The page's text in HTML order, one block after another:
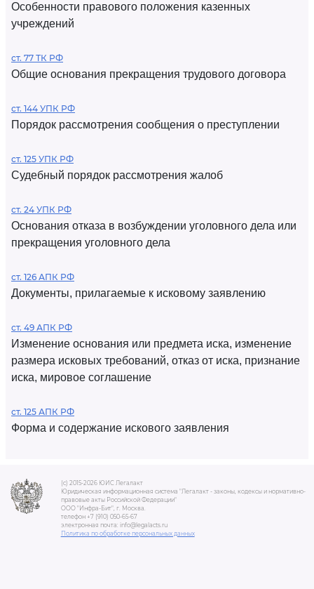
Особенности правового положения казенных
учреждений
ст. 77 ТК РФ
Общие основания прекращения трудового договора
ст. 144 УПК РФ
Порядок рассмотрения сообщения о преступлении
ст. 125 УПК РФ
Судебный порядок рассмотрения жалоб
ст. 24 УПК РФ
Основания отказа в возбуждении уголовного дела или
прекращения уголовного дела
ст. 126 АПК РФ
Документы, прилагаемые к исковому заявлению
ст. 49 АПК РФ
Изменение основания или предмета иска, изменение
размера исковых требований, отказ от иска, признание
иска, мировое соглашение
ст. 125 АПК РФ
Форма и содержание искового заявления
(c) 2015-2026 ЮИС Легалакт
Юридическая информационная система "Легалакт - законы, кодексы и нормативно-
правовые акты Российской Федерации"
ООО "Инфра-Бит", г. Москва.
телефон +7 (910) 050-65-67
электронная почта: info@legalacts.ru
Политика по обработке персональных данных